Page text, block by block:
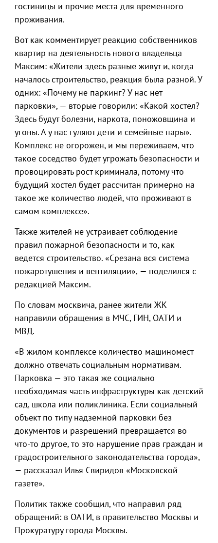
гостиницы и прочие места для временного
проживания.
Вот как комментирует реакцию собственников
квартир на деятельность нового владельца
Максим: «Жители здесь разные живут и, когда
началось строительство, реакция была разной. У
одних: «Почему не паркинг? У нас нет
парковки», — вторые говорили: «Какой хостел?
Здесь будут болезни, наркота, поножовщина и
угоны. А у нас гуляют дети и семейные пары».
Комплекс не огорожен, и мы переживаем, что
такое соседство будет угрожать безопасности и
провоцировать рост криминала, потому что
будущий хостел будет рассчитан примерно на
такое же количество людей, что проживают в
самом комплексе».
Также жителей не устраивает соблюдение
правил пожарной безопасности и то, как
ведется строительство. «Срезана вся система
пожаротушения и вентиляции», — поделился с
редакцией Максим.
По словам москвича, ранее жители ЖК
направили обращения в МЧС, ГИН, ОАТИ и
МВД.
«В жилом комплексе количество машиномест
должно отвечать социальным нормативам.
Парковка — это такая же социально
необходимая часть инфраструктуры как детский
сад, школа или поликлиника. Если социальный
объект по типу надземной парковки без
документов и разрешений превращается во
что-то другое, то это нарушение прав граждан и
градостроительного законодательства города»,
— рассказал Илья Свиридов «Московской
газете».
Политик также сообщил, что направил ряд
обращений: в ОАТИ, в правительство Москвы и
Прокуратуру города Москвы.